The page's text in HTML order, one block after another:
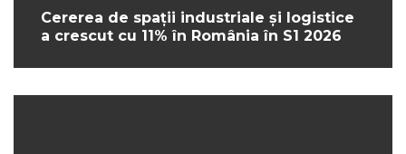
Cererea de spații industriale și logistice
a crescut cu 11% în România în S1 2026